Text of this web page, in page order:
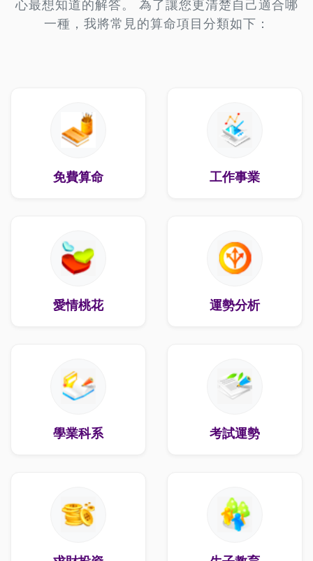
心最想知道的解答。
為了讓您更清楚自己適合哪
一種，我將常見的算命項目分類如下：
免費算命 工作事業
愛情桃花 運勢分析
學業科系 考試運勢